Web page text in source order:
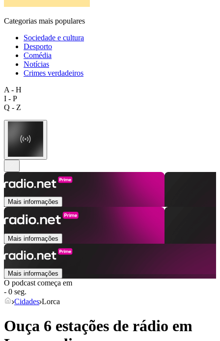
Categorias mais populares
Sociedade e cultura
Desporto
Comédia
Notícias
Crimes verdadeiros
A - H
I - P
Q - Z
Mais informações
Mais informações
Mais informações
O podcast começa em
- 0 seg.
Cidades Lorca
Ouça 6 estações de rádio em